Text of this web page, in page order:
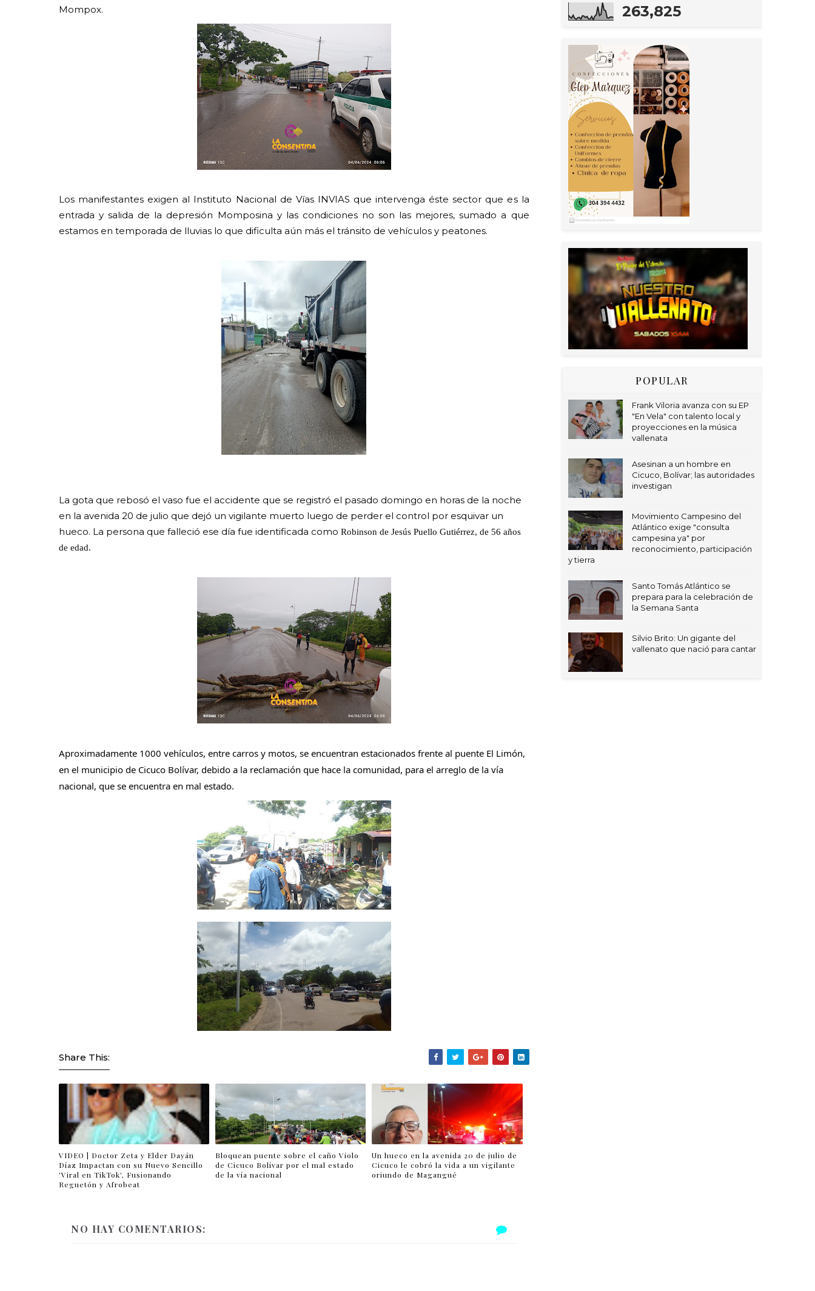
Mompox.
Los manifestantes exigen al Instituto Nacional de Vías INVIAS que intervenga éste sector que es la
entrada y salida de la depresión Momposina y las condiciones no son las mejores, sumado a que
estamos en temporada de lluvias lo que dificulta aún más el tránsito de vehículos y peatones.
La gota que rebosó el vaso fue el accidente que se registró el pasado domingo en horas de la noche
en la avenida 20 de julio que dejó un vigilante muerto luego de perder el control por esquivar un
hueco. La persona que falleció ese día fue identificada como Robinson de Jesús Puello Gutiérrez, de 56 años
de edad.
Aproximadamente 1000 vehículos, entre carros y motos, se encuentran estacionados frente al puente El Limón,
en el municipio de Cicuco Bolívar, debido a la reclamación que hace la comunidad, para el arreglo de la vía
nacional, que se encuentra en mal estado.
Share This:
VIDEO | Doctor Zeta y Elder Dayán
Díaz Impactan con su Nuevo Sencillo
'Viral en TikTok', Fusionando
Reguetón y Afrobeat
Bloquean puente sobre el caño Violo
de Cicuco Bolívar por el mal estado
de la vía nacional
Un hueco en la avenida 20 de julio de
Cicuco le cobró la vida a un vigilante
oriundo de Magangué
NO HAY COMENTARIOS:
263,825
POPULAR
Frank Viloria avanza con su EP
"En Vela" con talento local y
proyecciones en la música
vallenata
Asesinan a un hombre en
Cicuco, Bolívar; las autoridades
investigan
Movimiento Campesino del
Atlántico exige "consulta
campesina ya" por
reconocimiento, participación
y tierra
Santo Tomás Atlántico se
prepara para la celebración de
la Semana Santa
Silvio Brito: Un gigante del
vallenato que nació para cantar